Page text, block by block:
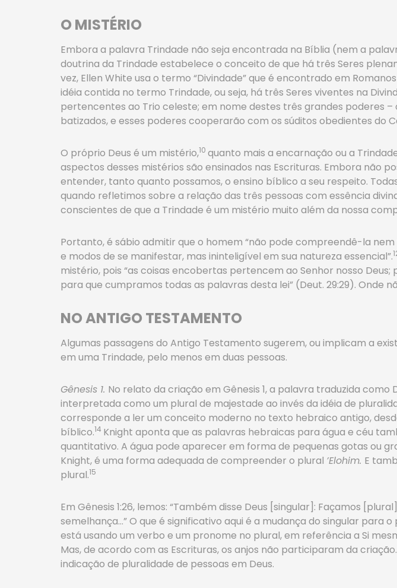
O MISTÉRIO
Embora a palavra Trindade não seja encontrada na Bíblia (nem a
doutrina da Trindade estabelece o conceito de que há três Seres
vez, Ellen White usa o termo “Divindade” que é encontrado em
idéia contida no termo Trindade, ou seja, há três Seres viventes na
pertencentes ao Trio celeste; em nome destes três grandes poderes –
batizados, e esses poderes cooperarão com os súditos obedientes do
O próprio Deus é um mistério,10 quanto mais a encarnação ou a
aspectos desses mistérios são ensinados nas Escrituras. Embora não
entender, tanto quanto possamos, o ensino bíblico a seu respeito.
quando refletimos sobre a relação das três pessoas com essência
conscientes de que a Trindade é um mistério muito além da nossa
Portanto, é sábio admitir que o homem “não pode compreendê-la
e modos de se manifestar, mas ininteligível em sua natureza essencial”.
mistério, pois “as coisas encobertas pertencem ao Senhor nosso
para que cumpramos todas as palavras desta lei” (Deut. 29:29). Onde
NO ANTIGO TESTAMENTO
Algumas passagens do Antigo Testamento sugerem, ou implicam a
em uma Trindade, pelo menos em duas pessoas.
Gênesis 1. No relato da criação em Gênesis 1, a palavra traduzida como
interpretada como um plural de majestade ao invés da idéia de
corresponde a ler um conceito moderno no texto hebraico antigo,
bíblico.14 Knight aponta que as palavras hebraicas para água e céu
quantitativo. A água pode aparecer em forma de pequenas gotas ou
Knight, é uma forma adequada de compreender o plural ’Elohim. E
plural.15
Em Gênesis 1:26, lemos: “Também disse Deus [singular]: Façamos
semelhança…” O que é significativo aqui é a mudança do singular para
está usando um verbo e um pronome no plural, em referência a Si
Mas, de acordo com as Escrituras, os anjos não participaram da
indicação de pluralidade de pessoas em Deus.